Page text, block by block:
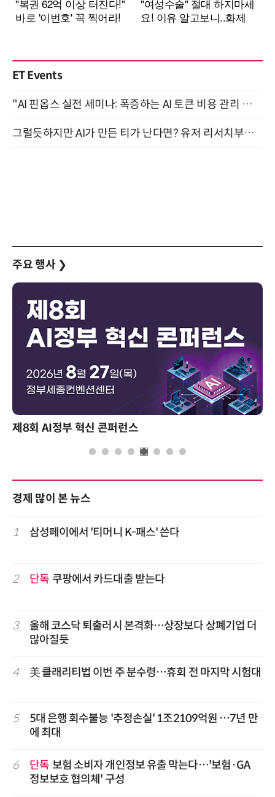
ET Events
"AI 핀옵스 실전 세미나: 폭증하는 AI 토큰 비용 관리 전략" 8월 21일 개최
그럴듯하지만 AI가 만든 티가 난다면? 유저 리서치부터 배포까지! (9/15)
주요 행사 ❯
제8회 AI정부 혁신 콘퍼런스
경제 많이 본 뉴스
1 삼성페이에서 '티머니 K-패스' 쓴다
2 단독 쿠팡에서 카드대출 받는다
3
올해 코스닥 퇴출러시 본격화…상장보다 상폐기업 더
많아질듯
4 美 클래리티법 이번 주 분수령…휴회 전 마지막 시험대
5
5대 은행 회수불능 '추정손실' 1조2109억원 …7년 만
에 최대
6 단독 보험 소비자 개인정보 유출 막는다…'보험·GA
정보보호 협의체' 구성